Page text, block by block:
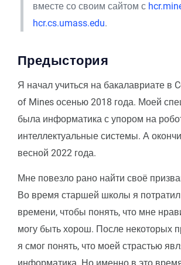
вместе со своим сайтом с
hcr.cs.umass.edu.
Предыстория
Я начал учиться на бакалавриате в
of Mines осенью 2018 года. Моей
была информатика с упором на
интеллектуальные системы. А
весной 2022 года.
Мне повезло рано найти своё
Во время старшей школы я
времени, чтобы понять, что мне
могу быть хорош. После некоторых
я смог понять, что моей страстью